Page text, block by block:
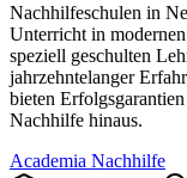
Nachhilfeschulen in
Unterricht in
speziell geschulten
jahrzehntelanger
bieten
Nachhilfe hinaus.
Academia Nachhilfe